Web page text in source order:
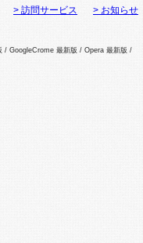
> 訪問サービス > お知らせ
/ GoogleCrome 最新版 / Opera 最新版 /